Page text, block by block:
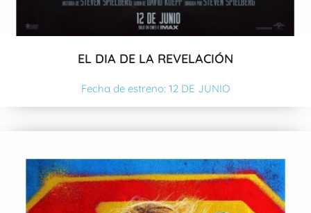
EL DIA DE LA REVELACIÓN
Fecha de estreno: 12 DE JUNIO